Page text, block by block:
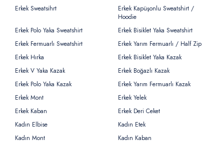
Erkek Sweatsihrt
Erkek Kapüşonlu Sweatshirt /
Hoodie
Erkek Polo Yaka Sweatshirt
Erkek Bisiklet Yaka Sweatshirt
Erkek Fermuarlı Sweatshirt
Erkek Yarım Fermuarlı / Half Zip
Erkek Hırka
Erkek Bisiklet Yaka Kazak
Erkek V Yaka Kazak
Erkek Boğazlı Kazak
Erkek Polo Yaka Kazak
Erkek Yarım Fermuarlı Kazak
Erkek Mont
Erkek Yelek
Erkek Kaban
Erkek Deri Ceket
Kadın Elbise
Kadın Etek
Kadın Mont
Kadın Kaban